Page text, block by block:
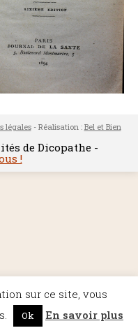
légales- Réalisation : Bel et Bien
de Dicopathe -
!
sur ce site, vous
Ok En savoir plus